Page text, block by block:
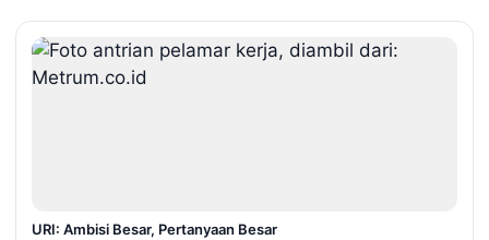
URI: Ambisi Besar, Pertanyaan Besar